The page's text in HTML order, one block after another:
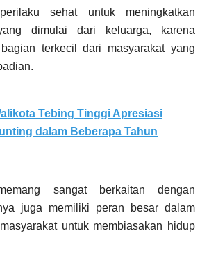
sehat untuk meningkatkan
dimulai dari keluarga, karena
terkecil dari masyarakat yang
Tebing Tinggi Apresiasi
dalam Beberapa Tahun
sangat berkaitan dengan
juga memiliki peran besar dalam
untuk membiasakan hidup